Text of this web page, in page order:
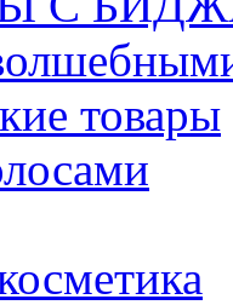
товары